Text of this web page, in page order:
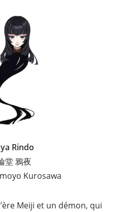
Rindo
堂 鴉夜
Kurosawa
Meiji et un démon, qui